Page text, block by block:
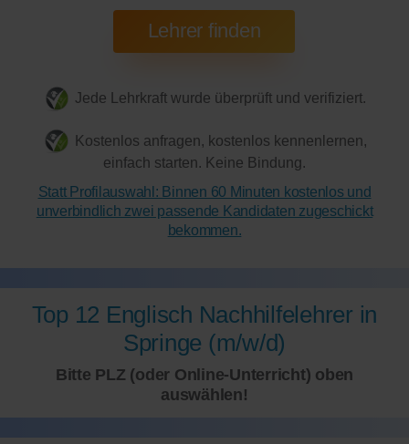
Jede Lehrkraft wurde überprüft und verifiziert.
Kostenlos anfragen, kostenlos kennenlernen,
einfach starten. Keine Bindung.
Statt Profilauswahl: Binnen 60 Minuten kostenlos und
unverbindlich zwei passende Kandidaten zugeschickt
bekommen.
Top 12 Englisch Nachhilfelehrer in
Springe (m/w/d)
Bitte PLZ (oder Online-Unterricht) oben
auswählen!